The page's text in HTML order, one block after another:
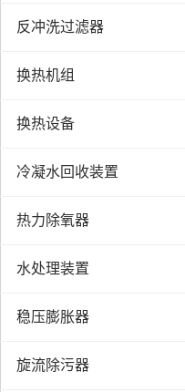
反冲洗过滤器
换热机组
换热设备
冷凝水回收装置
热力除氧器
水处理装置
稳压膨胀器
旋流除污器